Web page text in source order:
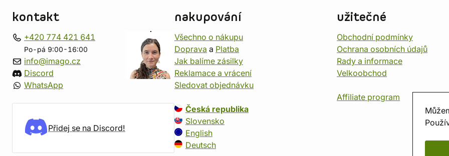
kontakt
+420 774 421 641
Po-pá 9:00-16:00
info@imago.cz
Discord
WhatsApp
Přidej se na Discord!
nakupování
Všechno o nákupu
Doprava a Platba
Jak balíme zásilky
Reklamace a vrácení
Sledovat objednávku
Česká republika
Slovensko
English
Deutsch
užitečné
Obchodní podmínky
Ochrana osobních údajů
Rady a informace
Velkoobchod
Affiliate program